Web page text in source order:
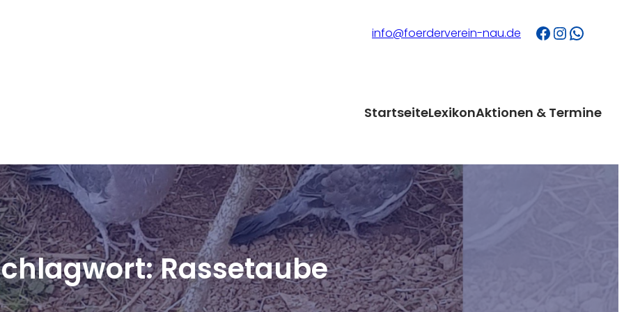
info@foerderverein-nau.de Facebook InstagramWhatsApp
StartseiteLexikonAktionen & Termine
Rassetaube